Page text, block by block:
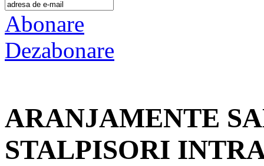
Abonare
Dezabonare
ARANJAMENTE
STALPISORI